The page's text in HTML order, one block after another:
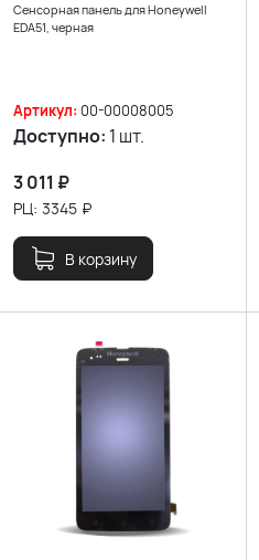
Сенсорная панель для Honeywell
EDA51, черная
Артикул: 00-00008005
Доступно: 1 шт.
3 011 ₽
РЦ: 3345 ₽
В корзину